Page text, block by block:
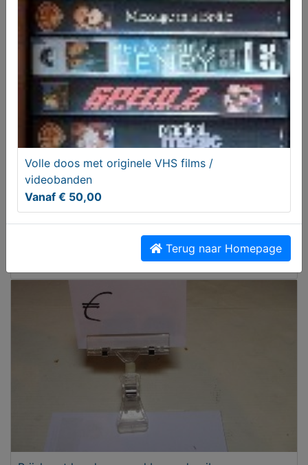
€ 4,95
Volle doos met originele VHS films /
videobanden
Vanaf € 50,00
Terug naar Homepage